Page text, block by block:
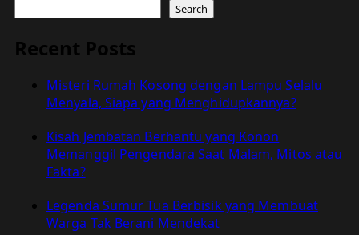
Kisah
Posesi
Clarita
Villanueva:
Fenomena
Supranatural
di
Penjara
Manila
Tahun
1953
Search
Recent Posts
Misteri Rumah Kosong dengan Lampu Selalu
Menyala, Siapa yang Menghidupkannya?
Kisah Jembatan Berhantu yang Konon
Memanggil Pengendara Saat Malam, Mitos atau
Fakta?
Legenda Sumur Tua Berbisik yang Membuat
Warga Tak Berani Mendekat